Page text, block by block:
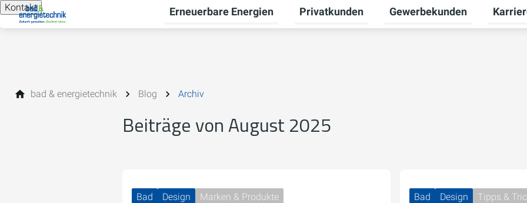
Kontakt Erneuerbare Energien
Untermenü für Erneuerbare Energien umschalten
Privatkunden
Untermenü für Privatkunden
Gewerbekunden
bad & energietechnik Blog Archiv
Beiträge von August 2025
Bad Design Marken & Produkte Bad Design Tipps &